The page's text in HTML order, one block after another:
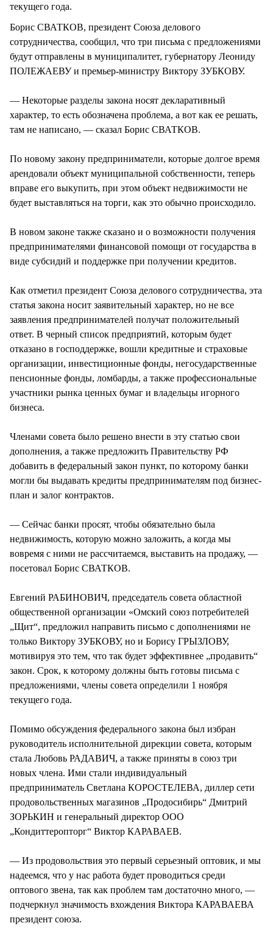
текущего года.
Борис СВАТКОВ, президент Союза делового
сотрудничества, сообщил, что три письма с предложениями
будут отправлены в муниципалитет, губернатору Леониду
ПОЛЕЖАЕВУ и премьер-министру Виктору ЗУБКОВУ.
— Некоторые разделы закона носят декларативный
характер, то есть обозначена проблема, а вот как ее решать,
там не написано, — сказал Борис СВАТКОВ.
По новому закону предприниматели, которые долгое время
арендовали объект муниципальной собственности, теперь
вправе его выкупить, при этом объект недвижимости не
будет выставляться на торги, как это обычно происходило.
В новом законе также сказано и о возможности получения
предпринимателями финансовой помощи от государства в
виде субсидий и поддержке при получении кредитов.
Как отметил президент Союза делового сотрудничества, эта
статья закона носит заявительный характер, но не все
заявления предпринимателей получат положительный
ответ. В черный список предприятий, которым будет
отказано в господдержке, вошли кредитные и страховые
организации, инвестиционные фонды, негосударственные
пенсионные фонды, ломбарды, а также профессиональные
участники рынка ценных бумаг и владельцы игорного
бизнеса.
Членами совета было решено внести в эту статью свои
дополнения, а также предложить Правительству РФ
добавить в федеральный закон пункт, по которому банки
могли бы выдавать кредиты предпринимателям под бизнес-
план и залог контрактов.
— Сейчас банки просят, чтобы обязательно была
недвижимость, которую можно заложить, а когда мы
вовремя с ними не рассчитаемся, выставить на продажу, —
посетовал Борис СВАТКОВ.
Евгений РАБИНОВИЧ, председатель совета областной
общественной организации «Омский союз потребителей
„Щит“, предложил направить письмо с дополнениями не
только Виктору ЗУБКОВУ, но и Борису ГРЫЗЛОВУ,
мотивируя это тем, что так будет эффективнее „продавить“
закон. Срок, к которому должны быть готовы письма с
предложениями, члены совета определили 1 ноября
текущего года.
Помимо обсуждения федерального закона был избран
руководитель исполнительной дирекции совета, которым
стала Любовь РАДАВИЧ, а также приняты в союз три
новых члена. Ими стали индивидуальный
предприниматель Светлана КОРОСТЕЛЕВА, диллер сети
продовольственных магазинов „Продосибирь“ Дмитрий
ЗОРЬКИН и генеральный директор ООО
„Кондиттеропторг“ Виктор КАРАВАЕВ.
— Из продовольствия это первый серьезный оптовик, и мы
надеемся, что у нас работа будет проводиться среди
оптового звена, так как проблем там достаточно много, —
подчеркнул значимость вхождения Виктора КАРАВАЕВА
президент союза.